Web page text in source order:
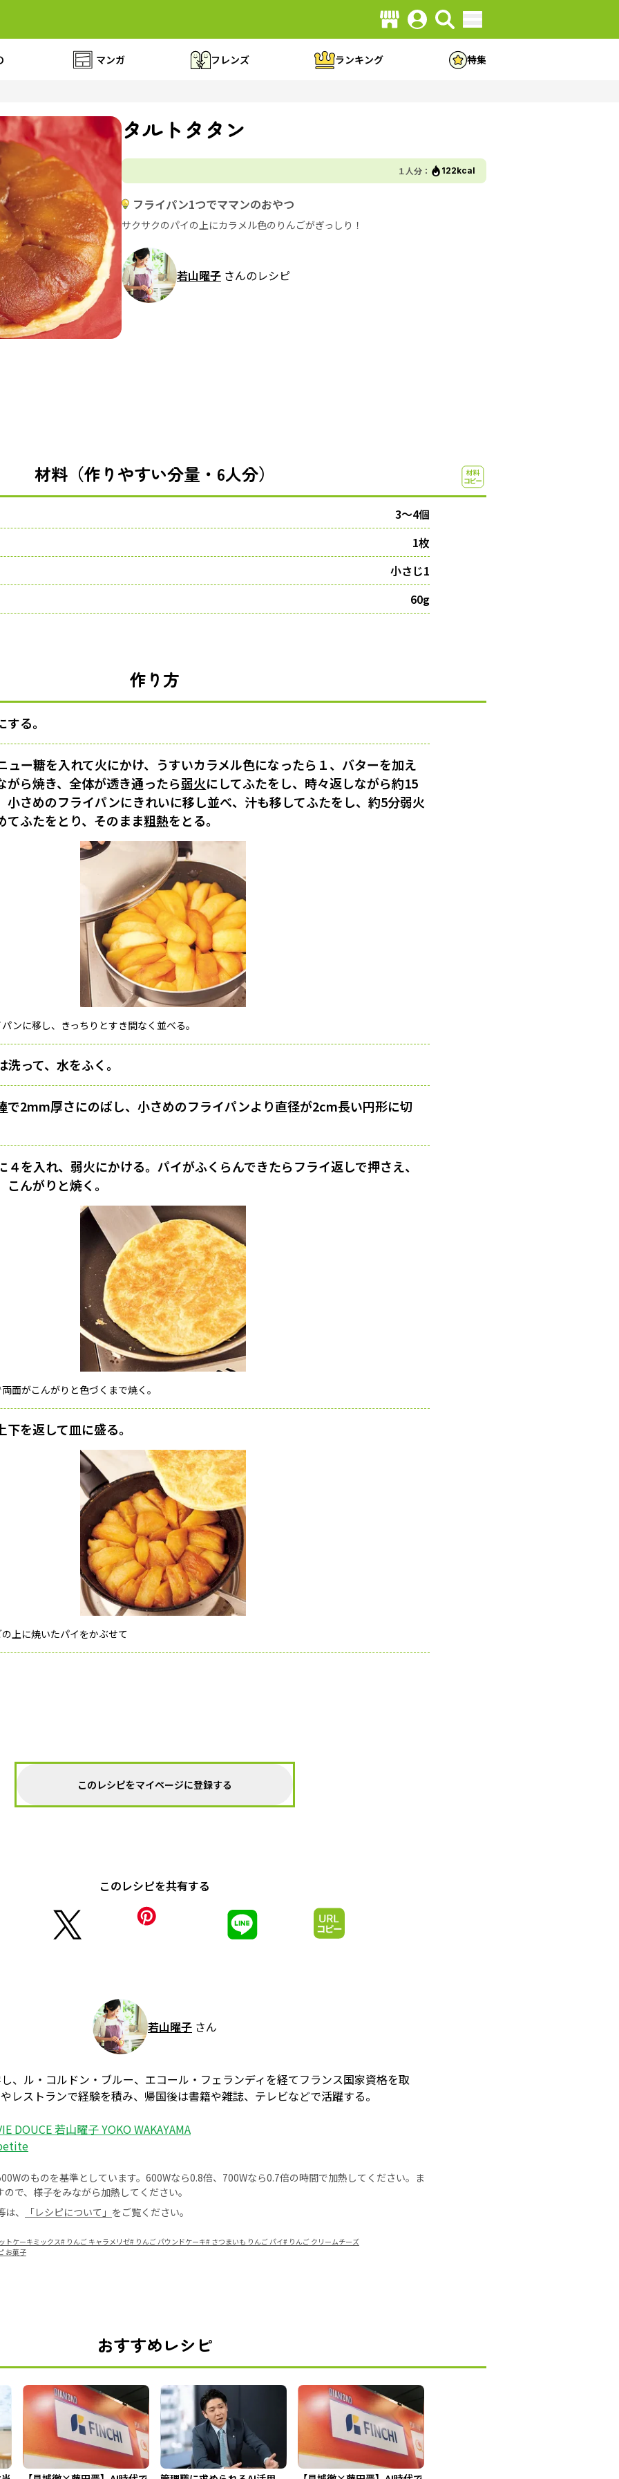
マンガ フレンズ ランキング 特集
タルトタタン
１人分： 122kcal
フライパン1つでママンのおやつ
サクサクのパイの上にカラメル色のりんごがぎっしり！
若山曜子 さんのレシピ
材料（作りやすい分量・6人分）
3〜4個
1枚
小さじ1
60g
作り方
する。
ュー糖を入れて火にかけ、うすいカラメル色になったら１、バターを加え
がら焼き、全体が透き通ったら弱火にしてふたをし、時々返しながら約15
小さめのフライパンにきれいに移し並べ、汁も移してふたをし、約5分弱火
てふたをとり、そのまま粗熱をとる。
ンに移し、きっちりとすき間なく並べる。
って、水をふく。
で2mm厚さにのばし、小さめのフライパンより直径が2cm長い円形に切
４を入れ、弱火にかける。パイがふくらんできたらフライ返しで押さえ、
んがりと焼く。
面がこんがりと色づくまで焼く。
を返して皿に盛る。
上に焼いたパイをかぶせて
このレシピをマイページに登録する
このレシピを共有する
若山曜子 さん
、ル・コルドン・ブルー、エコール・フェランディを経てフランス国家資格を取
レストランで経験を積み、帰国後は書籍や雑誌、テレビなどで活躍する。
DOUCE 若山曜子 YOKO WAKAYAMA
のものを基準としています。600Wなら0.8倍、700Wなら0.7倍の時間で加熱してください。ま
で、様子をみながら加熱してください。
、
「レシピについて」 をご覧ください。
トケーキミックス# りんご キャラメリゼ# りんご パウンドケーキ# さつまいも りんご パイ# りんご クリームチーズ
お菓子
おすすめレシピ